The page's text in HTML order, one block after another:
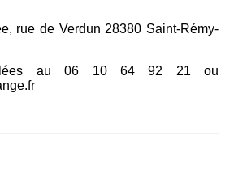
rue de Verdun 28380 Saint-Rémy-
au 06 10 64 92 21 ou